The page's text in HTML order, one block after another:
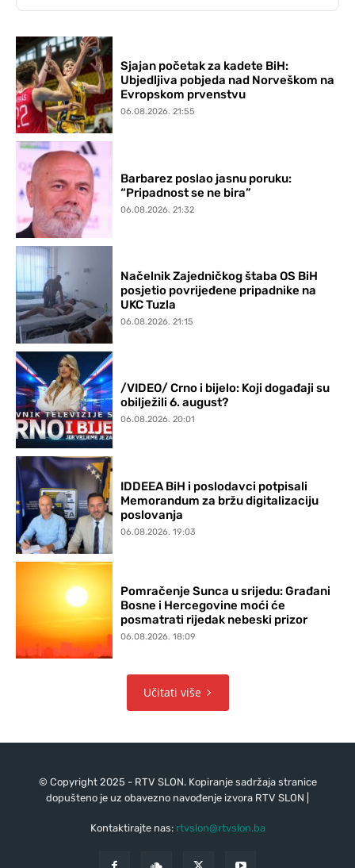
Sjajan početak za kadete BiH:
Ubjedljiva pobjeda nad Norveškom na
Evropskom prvenstvu
06.08.2026. 21:55
Barbarez poslao jasnu poruku:
“Pripadnost se ne bira”
06.08.2026. 21:32
Načelnik Zajedničkog štaba OS BiH
posjetio povrijeđene pripadnike na
UKC Tuzla
06.08.2026. 21:15
/VIDEO/ Crno i bijelo: Koji događaji su
obilježili 6. august?
06.08.2026. 20:01
IDDEEA BiH i poslodavci potpisali
Memorandum za bržu digitalizaciju
poslovanja
06.08.2026. 19:03
Pomračenje Sunca u srijedu: Građani
Bosne i Hercegovine moći će
posmatrati rijedak nebeski prizor
06.08.2026. 18:09
Učitati više
© Copyright 2025 - RTV SLON. Kopiranje sadržaja stranice
dopušteno je uz obavezno navođenje izvora RTV SLON |
Kontaktirajte nas: rtvslon@rtvslon.ba